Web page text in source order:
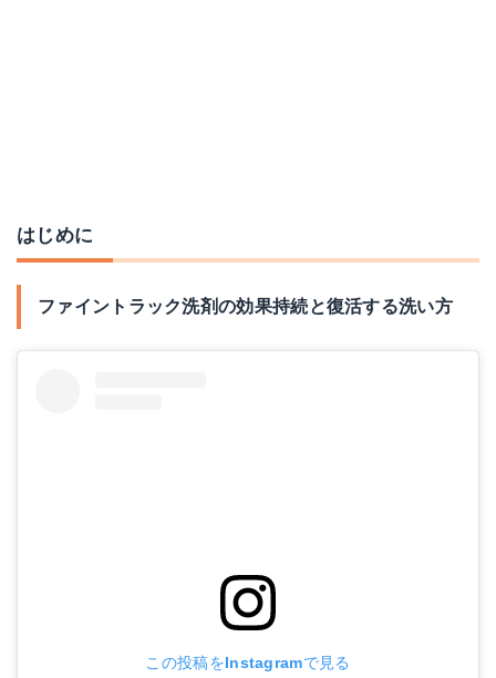
はじめに
ファイントラック洗剤の効果持続と復活する洗い方
この投稿をInstagramで見る